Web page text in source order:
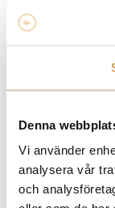
Denna
Vi använder
analysera vår
och